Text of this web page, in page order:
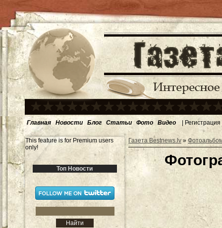
Главная Новости Блог Статьи Фото Видео | Регистрация
This feature is for Premium users
only!
Топ Новости
Газета Bestnews.lv»